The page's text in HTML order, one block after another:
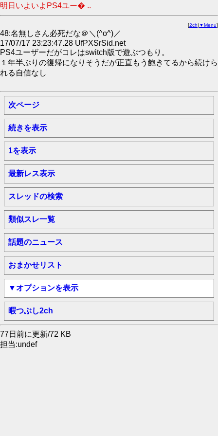
明日いよいよPS4ユー� ..
[2ch| ▼Menu]
48:名無しさん必死だな＠＼(^o^)／
17/07/17 23:23:47.28 UfPXSrSid.net
PS4ユーザーだがコレはswitch版で遊ぶつもり。
１年半ぶりの復帰になりそうだが正直もう飽きてるから続けら
れる自信なし
次ページ
続きを表示
1を表示
最新レス表示
スレッドの検索
類似スレ一覧
話題のニュース
おまかせリスト
▼オプションを表示
暇つぶし2ch
77日前に更新/72 KB
担当:undef